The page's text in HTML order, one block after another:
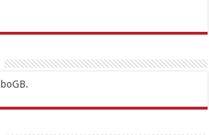
SupertotobetTipobetMatadorbetMariobet